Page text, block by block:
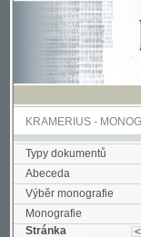
KRAMERIUS-
Typy dokumentů
Abeceda
Výběr monografie
Monografie
Stránka
/190